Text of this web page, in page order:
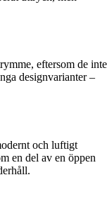
eftersom de inte
designvarianter –
och luftigt
en del av en öppen